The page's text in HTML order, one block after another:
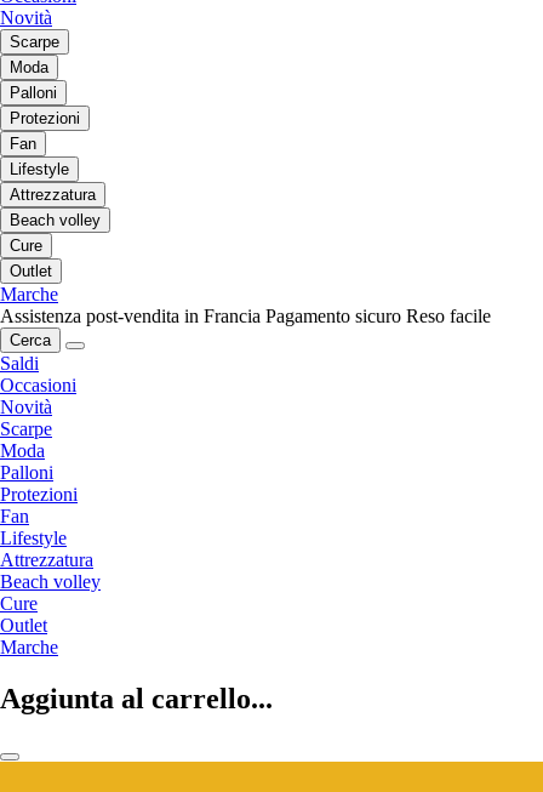
Novità
Scarpe
Moda
Palloni
Protezioni
Fan
Lifestyle
Attrezzatura
Beach volley
Cure
Outlet
Marche
Assistenza post-vendita in Francia Pagamento sicuro Reso facile
Cerca
Saldi
Occasioni
Novità
Scarpe
Moda
Palloni
Protezioni
Fan
Lifestyle
Attrezzatura
Beach volley
Cure
Outlet
Marche
Aggiunta al carrello...